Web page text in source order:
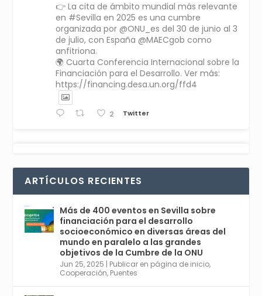
👉 La cita de ámbito mundial más relevante
en #Sevilla en 2025 es una cumbre
organizada por @ONU_es del 30 de junio al 3
de julio, con España @MAECgob como
anfitriona.
🌍 Cuarta Conferencia Internacional sobre la
Financiación para el Desarrollo. Ver más:
https://financing.desa.un.org/ffd4
2 Twitter
r
comienza en Sevilla este lunes 2 con la
Conferencia Internacional sobre Catálisis, y
con el Congreso de Parasitología. Del día 3 al
6, Congreso de Metodología de Ciencias
Sociales y la Salud; y los días 5 y 6 Jornadas
de Economía Industrial.
4
1 2 Twitter
ARTÍCULOS RECIENTES
Más de 400 eventos en Sevilla sobre
financiación para el desarrollo
socioeconómico en diversas áreas del
mundo en paralelo a las grandes
objetivos de la Cumbre de la ONU
Jun 25, 2025 | Publicar en página de inicio,
Cooperación, Puentes